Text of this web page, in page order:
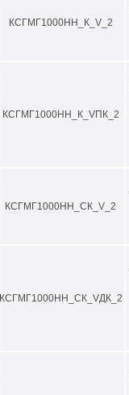
КСГМГ1000НН_К_V_2
КСГМГ1000НН_К_VПК_2
КСГМГ1000НН_СК_V_2
КСГМГ1000НН_СК_VДК_2